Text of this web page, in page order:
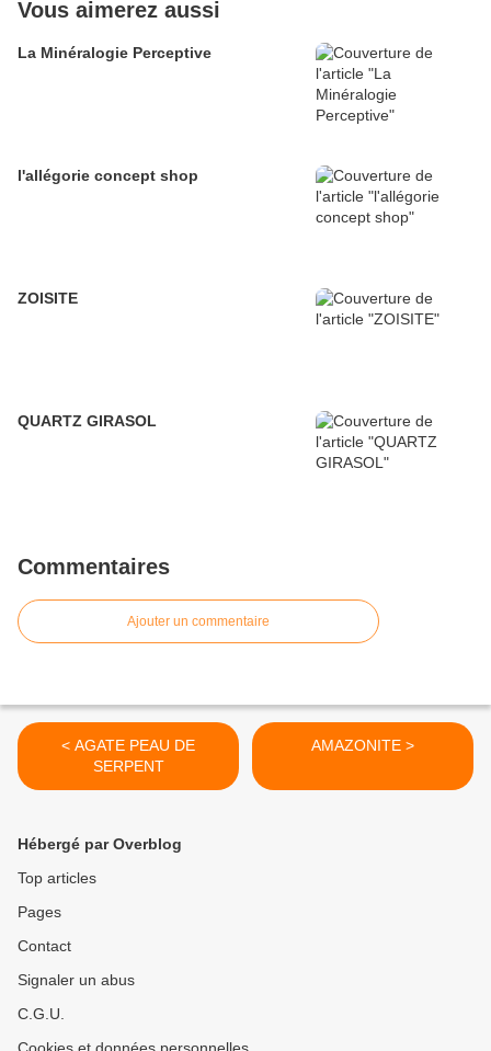
Vous aimerez aussi
La Minéralogie Perceptive
l'allégorie concept shop
ZOISITE
QUARTZ GIRASOL
Commentaires
Ajouter un commentaire
< AGATE PEAU DE
SERPENT
AMAZONITE >
Hébergé par Overblog
Top articles
Pages
Contact
Signaler un abus
C.G.U.